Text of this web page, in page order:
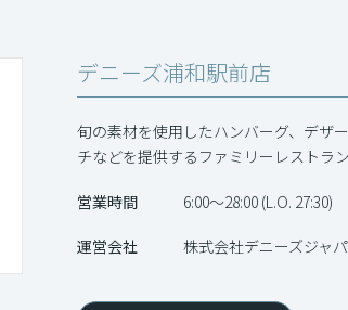
デニーズ浦和駅前店
旬の素材を使用したハンバーグ、デザ
チなどを提供するファミリーレストラン
営業時間 6:00～28:00 (L.O. 27:30)
運営会社 株式会社デニーズジャ